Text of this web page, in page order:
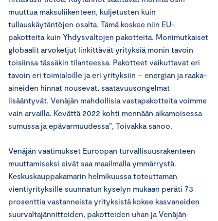
muuttua maksuliikenteen, kuljetusten kuin
tullauskäytäntöjen osalta. Tämä koskee niin EU-
pakotteita kuin Yhdysvaltojen pakotteita. Monimutkaiset
globaalit arvoketjut linkittävät yrityksiä monin tavoin
toisiinsa tässäkin tilanteessa. Pakotteet vaikuttavat eri
tavoin eri toimialoille ja eri yrityksiin – energian ja raaka-
aineiden hinnat nousevat, saatavuusongelmat
lisääntyvät. Venäjän mahdollisia vastapakotteita voimme
vain arvailla. Kevättä 2022 kohti mennään aikamoisessa
sumussa ja epävarmuudessa”, Toivakka sanoo.
Venäjän vaatimukset Euroopan turvallisuusrakenteen
muuttamiseksi eivät saa maailmalla ymmärrystä.
Keskuskauppakamarin helmikuussa toteuttaman
vientiyrityksille suunnatun kyselyn mukaan peräti 73
prosenttia vastanneista yrityksistä kokee kasvaneiden
suurvaltajännitteiden, pakotteiden uhan ja Venäjän